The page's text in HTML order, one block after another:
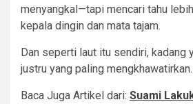
menyangkal—tapi mencari tahu
kepala dingin dan mata tajam.
Dan seperti laut itu sendiri, kadang
justru yang paling mengkhawatirkan.
Baca Juga Artikel dari: Suami